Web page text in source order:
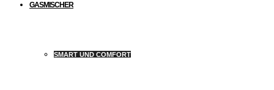
GASMISCHER
SMART UND COMFORT